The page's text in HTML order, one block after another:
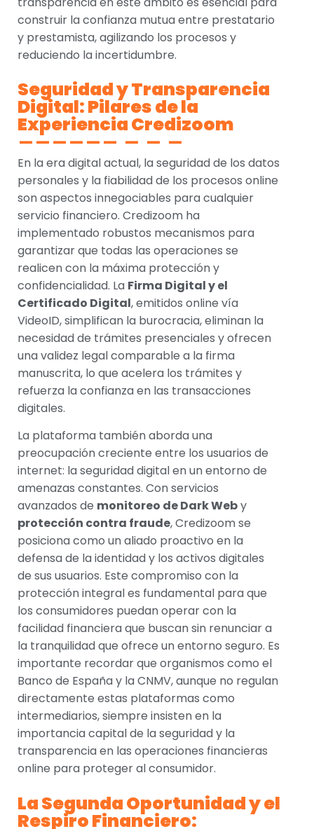
construir la confianza mutua entre prestatario
y prestamista, agilizando los procesos y
reduciendo la incertidumbre.
Seguridad y Transparencia
Digital: Pilares de la
Experiencia Credizoom
En la era digital actual, la seguridad de los datos
personales y la fiabilidad de los procesos online
son aspectos innegociables para cualquier
servicio financiero. Credizoom ha
implementado robustos mecanismos para
garantizar que todas las operaciones se
realicen con la máxima protección y
confidencialidad. La Firma Digital y el
Certificado Digital, emitidos online vía
VideoID, simplifican la burocracia, eliminan la
necesidad de trámites presenciales y ofrecen
una validez legal comparable a la firma
manuscrita, lo que acelera los trámites y
refuerza la confianza en las transacciones
digitales.
La plataforma también aborda una
preocupación creciente entre los usuarios de
internet: la seguridad digital en un entorno de
amenazas constantes. Con servicios
avanzados de monitoreo de Dark Weby
protección contra fraude, Credizoom se
posiciona como un aliado proactivo en la
defensa de la identidad y los activos digitales
de sus usuarios. Este compromiso con la
protección integral es fundamental para que
los consumidores puedan operar con la
facilidad financiera que buscan sin renunciar a
la tranquilidad que ofrece un entorno seguro. Es
importante recordar que organismos como el
Banco de España y la CNMV, aunque no regulan
directamente estas plataformas como
intermediarios, siempre insisten en la
importancia capital de la seguridad y la
transparencia en las operaciones financieras
online para proteger al consumidor.
La Segunda Oportunidad y el
Respiro Financiero: